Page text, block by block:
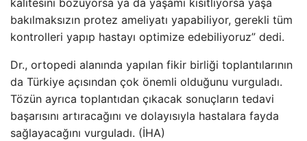
kalitesini bozuyorsa ya da yaşamı kısıtlıyorsa yaşa
bakılmaksızın protez ameliyatı yapabiliyor, gerekli tüm
kontrolleri yapıp hastayı optimize edebiliyoruz” dedi.
Dr., ortopedi alanında yapılan fikir birliği toplantılarının
da Türkiye açısından çok önemli olduğunu vurguladı.
Tözün ayrıca toplantıdan çıkacak sonuçların tedavi
başarısını artıracağını ve dolayısıyla hastalara fayda
sağlayacağını vurguladı. (İHA)